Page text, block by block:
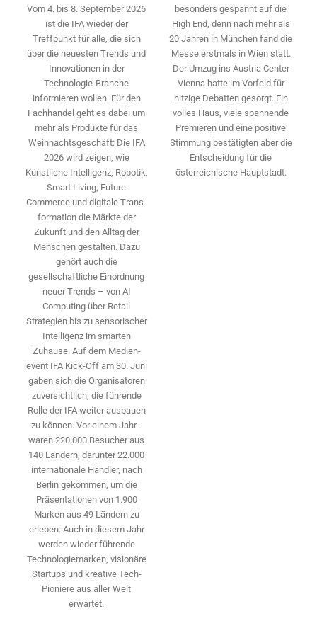
Vom 4. bis 8. September 2026
ist die IFA wieder der
Treffpunkt für alle, die sich
über die neuesten Trends und
Innovationen in der
Technologie-­Branche
informieren wollen. Für den
Fachhandel geht es dabei um
mehr als Produkte für das
Weihnachtsgeschäft: Die IFA
2026 wird ­zeigen, wie
Künstliche Intelligenz, Robotik,
Smart Living, Future
Commerce und digitale Trans­
formation die Märkte der
Zukunft und den Alltag der
Menschen gestalten. Dazu
gehört auch die
gesellschaftliche Einordnung
neuer Trends – von AI
Computing über Retail
Strategien bis zu sensorischer
Intelligenz im smarten
Zuhause. Auf dem Medien­
event IFA Kick-Off am 30. Juni
gaben sich die Organisatoren
zuversichtlich, die führende
Rolle der IFA weiter ausbauen
zu können. Vor einem Jahr ­
waren 220.000 Besucher aus
140 ­Ländern, ­darunter 22.000
internationale Händler, nach
Berlin gekommen, um die
Präsen­tationen von 1.900
Marken aus 49 Ländern zu
erleben. Auch in diesem Jahr
werden wieder führende
Technologiemarken, visionäre
Startups und ­kreative Tech-
Pioniere aus aller Welt
erwartet.
besonders gespannt auf die
High End, denn nach mehr als
20 Jahren in München fand die
Messe erstmals in Wien statt.
Der Umzug ins Austria Center
Vienna hatte im Vorfeld für
hitzige Debatten gesorgt. Ein
volles Haus, viele spannende
Premieren und eine positive
Stimmung bestätigten aber die
Entscheidung für die
österreichische Hauptstadt.